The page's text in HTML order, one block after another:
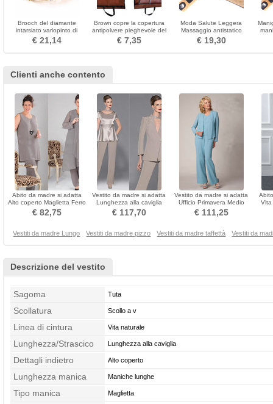
Brooch del diamante
intarsiato variopinto di
pavone di temperamento
€ 21,14
Brown copre la copertura
antipolvere pieghevole del
sacchetto antipolvere del
doppio uso del Brown
€ 7,35
Moda Salute Leggera
Massaggio antistatico
Manico in legno Comb
€ 19,30
Clienti anche contento
Abito da madre si adatta
Alto coperto Maglietta Ferro
di cavallo
€ 82,75
Vestito da madre si adatta
Lunghezza alla caviglia
Modesto Ricamo
€ 117,70
Vestito da madre si adatta
Ufficio Primavera Medio
Tradizionali
€ 111,25
Vita
Vestiti da madre Lungo Vestiti da madre pizzo Vestiti da madre taffettà Vestiti da
Descrizione del vestito
Sagoma Tuta
Scollatura Scollo a v
Linea di cintura Vita naturale
Lunghezza/Strascico Lunghezza alla caviglia
Dettagli indietro Alto coperto
Lunghezza manica Maniche lunghe
Tipo manica Maglietta